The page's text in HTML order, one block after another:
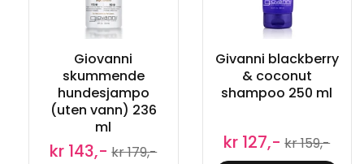
Giovanni
skummende
hundesjampo
(uten vann) 236
ml
kr 143,- kr 179,-
Givanni blackberry
& coconut
shampoo 250 ml
kr 127,- kr 159,-